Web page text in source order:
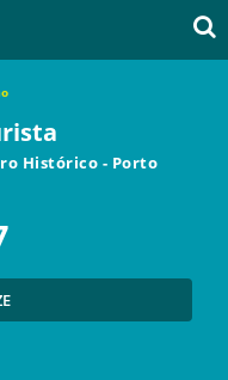
Histórico - Porto